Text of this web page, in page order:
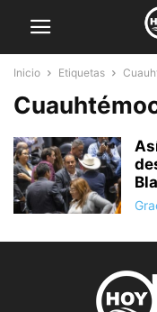
Inicio Etiquetas